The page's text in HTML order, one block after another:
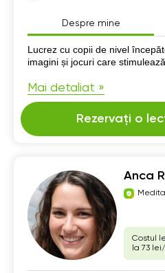
Despre mine
Despre mine
Lucrez cu copii de nivel
imagini și jocuri care
Mai detaliat »
Rezervați o
Anca
Costul
la 73